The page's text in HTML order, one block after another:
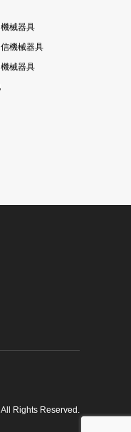
械器具
機械器具
械器具
. All Rights Reserved.